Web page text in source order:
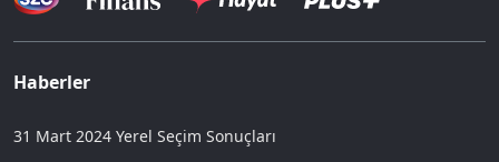
Haberler
31 Mart 2024 Yerel Seçim Sonuçları